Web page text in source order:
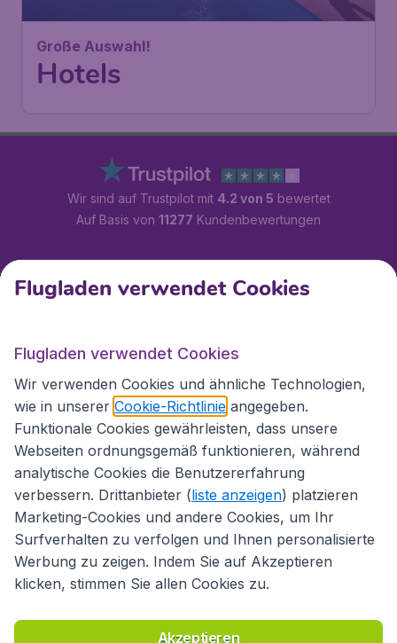
Große Auswahl!
Hotels
Wir sind auf Trustpilot mit 4.2 von 5 bewertet
Auf Basis von 11277 Kundenbewertungen
Kundenservice
Flugladen.at
Internationale Webseiten
Richtlinien und Bedingungen
Haftungsausschluss
Flugladen verwendet Cookies
Flugladen verwendet Cookies
Wir verwenden Cookies und ähnliche Technologien,
wie in unserer Cookie-Richtlinie angegeben.
Funktionale Cookies gewährleisten, dass unsere
Webseiten ordnungsgemäß funktionieren, während
analytische Cookies die Benutzererfahrung
verbessern. Drittanbieter (liste anzeigen) platzieren
Marketing-Cookies und andere Cookies, um Ihr
Surfverhalten zu verfolgen und Ihnen personalisierte
Werbung zu zeigen. Indem Sie auf Akzeptieren
klicken, stimmen Sie allen Cookies zu.
Akzeptieren